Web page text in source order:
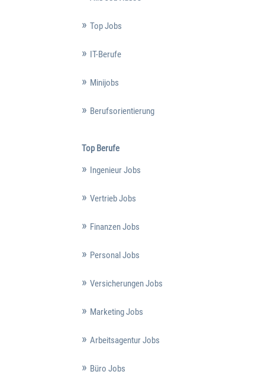
Top Jobs
IT-Berufe
Minijobs
Berufsorientierung
Top Berufe
Ingenieur Jobs
Vertrieb Jobs
Finanzen Jobs
Personal Jobs
Versicherungen Jobs
Marketing Jobs
Arbeitsagentur Jobs
Büro Jobs